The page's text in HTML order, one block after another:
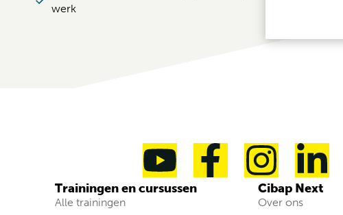
werk
Trainingen en cursussen
Alle trainingen
Cibap Next
Over ons